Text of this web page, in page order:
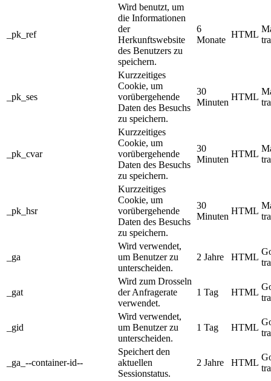
_pk_ref
Wird benutzt, um
die Informationen
der
Herkunftswebsite
des Benutzers zu
speichern.
6
Monate
HTML
_pk_ses
Kurzzeitiges
Cookie, um
vorübergehende
Daten des Besuchs
zu speichern.
30
Minuten
HTML
_pk_cvar
Kurzzeitiges
Cookie, um
vorübergehende
Daten des Besuchs
zu speichern.
30
Minuten
HTML
_pk_hsr
Kurzzeitiges
Cookie, um
vorübergehende
Daten des Besuchs
zu speichern.
30
Minuten
HTML
_ga
Wird verwendet,
um Benutzer zu
unterscheiden.
2 Jahre HTML
_gat
Wird zum Drosseln
der Anfragerate
verwendet.
1 Tag HTML
_gid
Wird verwendet,
um Benutzer zu
unterscheiden.
1 Tag HTML
_ga_--container-id--
Speichert den
aktuellen
Sessionstatus.
2 Jahre HTML